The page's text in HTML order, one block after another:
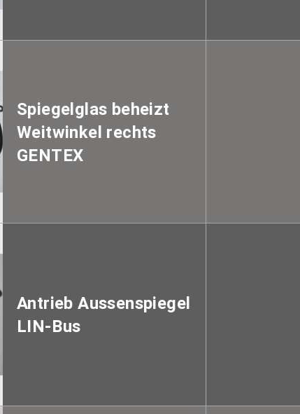
Spiegelglas beheizt
Weitwinkel rechts
GENTEX
Antrieb Aussenspiegel
LIN-Bus